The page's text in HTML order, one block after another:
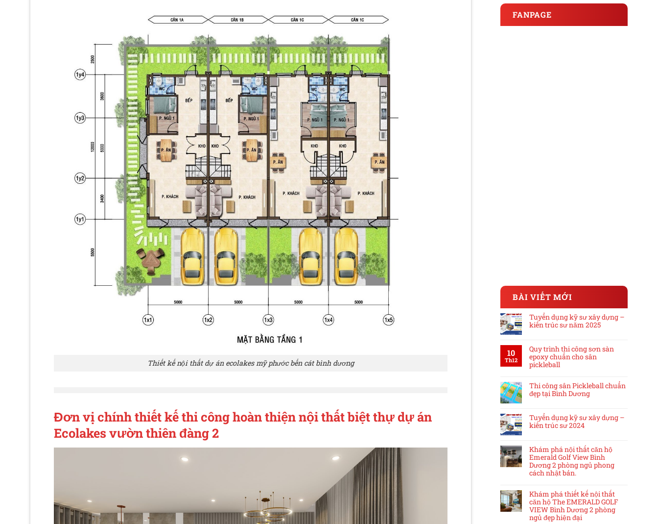
Thiết kế nội thất dự án ecolakes mỹ phước bến cát bình dương
Đơn vị chính thiết kế thi công hoàn thiện nội thất biệt thự dự án
Ecolakes vườn thiên đàng 2
FANPAGE
BÀI VIẾT MỚI
Tuyển dụng kỹ sư xây dựng –
kiến trúc sư năm 2025
10
Th12
Quy trình thi công sơn sàn
epoxy chuẩn cho sân
pickleball
Thi công sân Pickleball chuẩn
đẹp tại Bình Dương
Tuyển dụng kỹ sư xây dựng –
kiến trúc sư 2024
Khám phá nội thất căn hộ
Emerald Golf View Bình
Dương 2 phòng ngủ phong
cách nhật bản.
Khám phá thiết kế nội thất
căn hộ The EMERALD GOLF
VIEW Bình Dương 2 phòng
ngủ đẹp hiện đại